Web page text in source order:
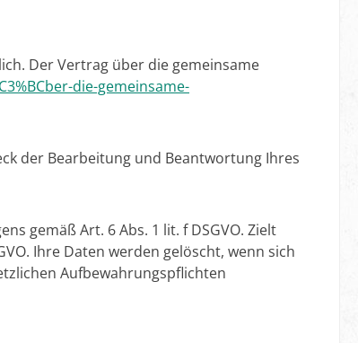
Der Vertrag über die gemeinsame
die-gemeinsame-
der Bearbeitung und Beantwortung Ihres
gemäß Art. 6 Abs. 1 lit. f DSGVO. Zielt
Ihre Daten werden gelöscht, wenn sich
Aufbewahrungspflichten